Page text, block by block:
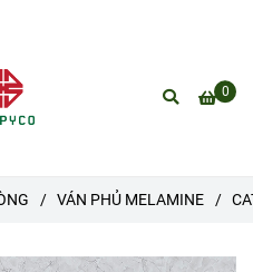
0
/ VÁN PHỦ MELAMINE /